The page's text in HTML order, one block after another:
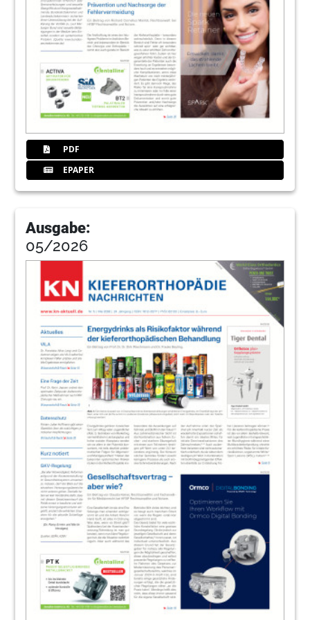
PDF
EPAPER
Ausgabe:
05/2026